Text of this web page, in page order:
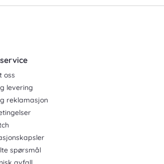
oss
levering
reklamasjon
spørsmål